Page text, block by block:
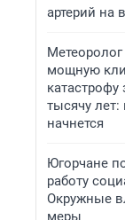
артерий на
мощную
тысячу лет:
начнется
Югорчане
работу
Окружные
меры